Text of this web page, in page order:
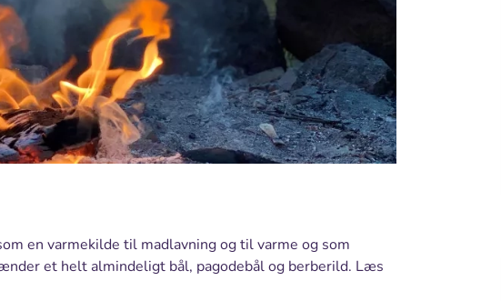
en varmekilde til madlavning og til varme og som
et helt almindeligt bål, pagodebål og berberild. Læs